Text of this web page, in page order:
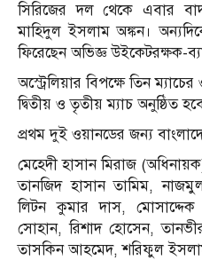
সিরিজের দল থেকে এবার
মাহিদুল ইসলাম অঙ্কন।
ফিরেছেন অভিজ্ঞ উইকেটরক্ষক-
অস্ট্রেলিয়ার বিপক্ষে তিন
দ্বিতীয় ও তৃতীয় ম্যাচ অনুষ্ঠিত
প্রথম দুই ওয়ানডের জন্য
মেহেদী হাসান মিরাজ
তানজিদ হাসান তামিম,
লিটন কুমার দাস,
সোহান, রিশাদ হোসেন,
তাসকিন আহমেদ, শরিফুল